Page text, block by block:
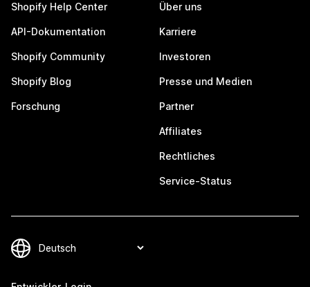
Shopify Help Center
API-Dokumentation
Shopify Community
Shopify Blog
Forschung
Über uns
Karriere
Investoren
Presse und Medien
Partner
Affiliates
Rechtliches
Service-Status